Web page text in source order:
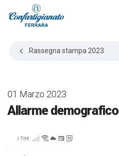
Rassegna stampa 2023
01 Marzo 2023
Allarme demografico